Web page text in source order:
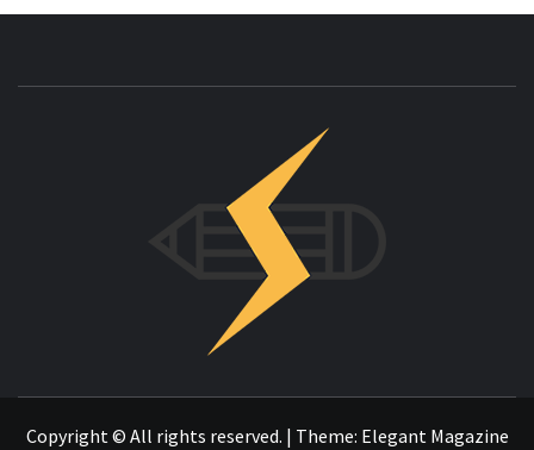
Copyright © All rights reserved. | Theme: Elegant Magazine